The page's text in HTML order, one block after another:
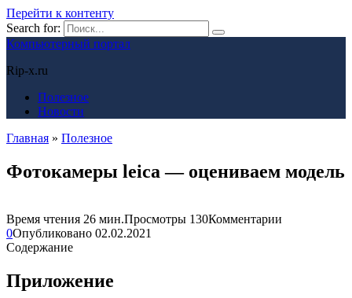
Перейти к контенту
Search for:
Компьютерный портал
Rip-x.ru
Полезное
Новости
Главная » Полезное
Фотокамеры leica — оцениваем модель
Время чтения 26 мин.Просмотры 130Комментарии
0Опубликовано 02.02.2021
Содержание
Приложение